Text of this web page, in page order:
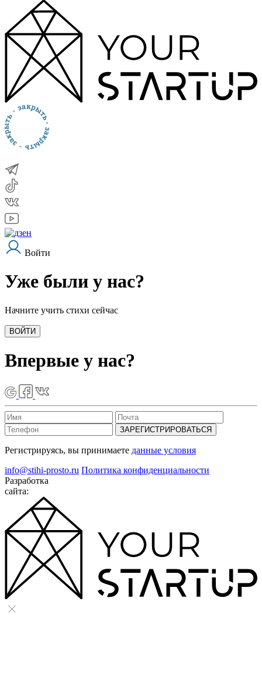
Войти
Уже были у нас?
Начните учить стихи сейчас
ВОЙТИ
Впервые у нас?
ЗАРЕГИСТРИРОВАТЬСЯ
Регистрируясь, вы принимаете данные условия
info@stihi-prosto.ru Политика конфиденциальности
Разработка
сайта: